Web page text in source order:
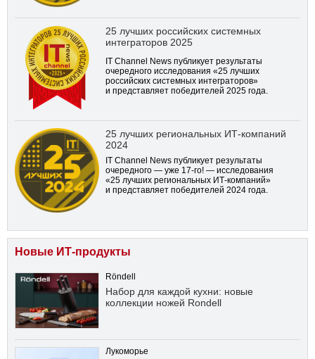
25 лучших российских системных
интеграторов 2025
IT Channel News публикует результаты
очередного исследования «25 лучших
российских системных интеграторов»
и представляет победителей 2025 года.
25 лучших региональных ИТ-компаний
2024
IT Channel News публикует результаты
очередного — уже 17-го! — исследования
«25 лучших региональных ИТ-компаний»
и представляет победителей 2024 года.
Новые ИТ-продукты
Röndell
Набор для каждой кухни: новые
коллекции ножей Rondell
Лукоморье